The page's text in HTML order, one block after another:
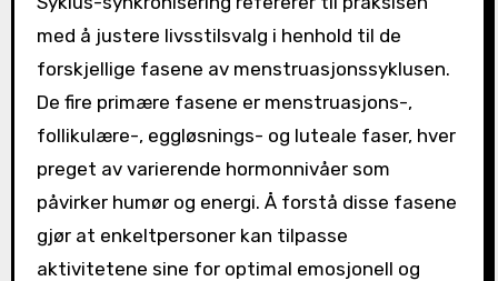
med å justere livsstilsvalg i henhold til de
forskjellige fasene av menstruasjonssyklusen.
De fire primære fasene er menstruasjons-,
follikulære-, eggløsnings- og luteale faser, hver
preget av varierende hormonnivåer som
påvirker humør og energi. Å forstå disse fasene
gjør at enkeltpersoner kan tilpasse
aktivitetene sine for optimal emosjonell og